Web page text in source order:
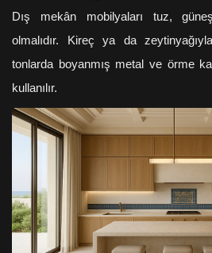
Dış mekân mobilyaları tuz,
olmalıdır. Kireç ya da
tonlarda boyanmış metal ve örme
kullanılır.